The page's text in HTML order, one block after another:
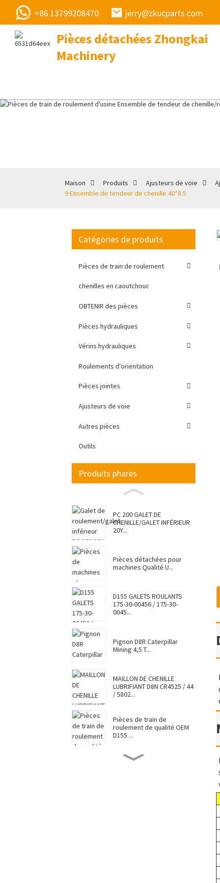
+86 13799208470 jerry@zkucparts.com
Pièces détachées Zhongkai
Machinery
Maison Produits Ajusteurs de voie
9 Ensemble de tendeur de chenille 40*8.5
Catégories de produits
Pièces de train de roulement
chenilles en caoutchouc
OBTENIR des pièces
Pièces hydrauliques
Vérins hydrauliques
Roulements d'orientation
Pièces jointes
Ajusteurs de voie
Autres pièces
Outils
Produits phares
PC 200 GALET DE
CHENILLE/GALET INFÉRIEUR
20Y...
Pièces détachées pour
machines Qualité U...
D155 GALETS ROULANTS
175-30-00456 / 175-30-
0045...
Pignon D8R Caterpillar
Mining 4,5 T...
MAILLON DE CHENILLE
LUBRIFIANT D8N CR4525 / 44
/ 5802...
Pièces de train de
roulement de qualité OEM
D155 ...
CHAUSSURE DE
Loading...
Loading...